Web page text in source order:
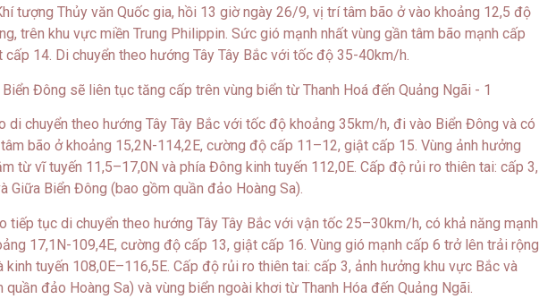
tượng Thủy văn Quốc gia, hồi 13 giờ ngày 26/9, vị trí tâm bão ở vào khoảng 12,5 độ
trên khu vực miền Trung Philippin. Sức gió mạnh nhất vùng gần tâm bão mạnh cấp
14. Di chuyển theo hướng Tây Tây Bắc với tốc độ 35-40km/h.
di chuyển theo hướng Tây Tây Bắc với tốc độ khoảng 35km/h, đi vào Biển Đông và có
bão ở khoảng 15,2N-114,2E, cường độ cấp 11–12, giật cấp 15. Vùng ảnh hưởng
từ vĩ tuyến 11,5–17,0N và phía Đông kinh tuyến 112,0E. Cấp độ rủi ro thiên tai: cấp 3,
Giữa Biển Đông (bao gồm quần đảo Hoàng Sa).
tiếp tục di chuyển theo hướng Tây Tây Bắc với vận tốc 25–30km/h, có khả năng mạnh
17,1N-109,4E, cường độ cấp 13, giật cấp 16. Vùng gió mạnh cấp 6 trở lên trải rộng
tuyến 108,0E–116,5E. Cấp độ rủi ro thiên tai: cấp 3, ảnh hưởng khu vực Bắc và
đảo Hoàng Sa) và vùng biển ngoài khơi từ Thanh Hóa đến Quảng Ngãi.